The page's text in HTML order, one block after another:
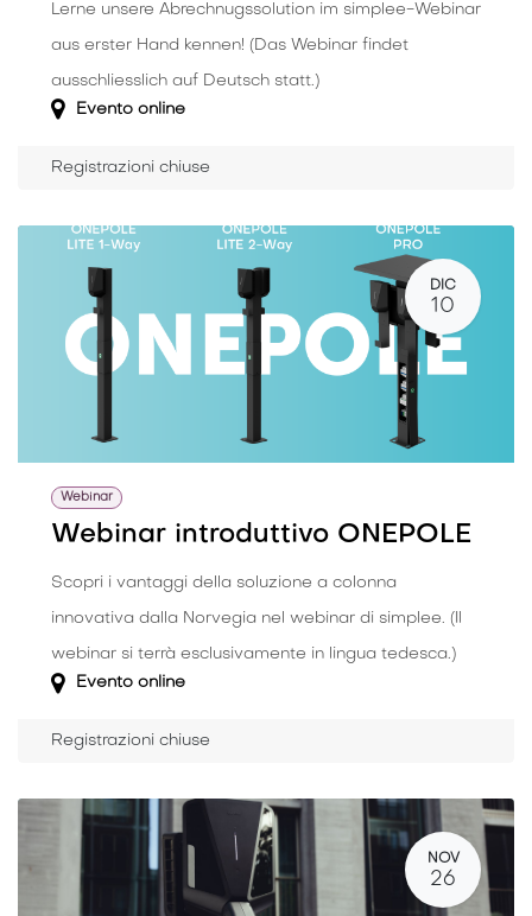
Lerne unsere Abrechnugssolution im simplee-Webinar
aus erster Hand kennen! (Das Webinar findet
ausschliesslich auf Deutsch statt.)
Evento online
Registrazioni chiuse
DIC
10
Webinar
Webinar introduttivo ONEPOLE
Scopri i vantaggi della soluzione a colonna
innovativa dalla Norvegia nel webinar di simplee. (Il
webinar si terrà esclusivamente in lingua tedesca.)
Evento online
Registrazioni chiuse
NOV
26